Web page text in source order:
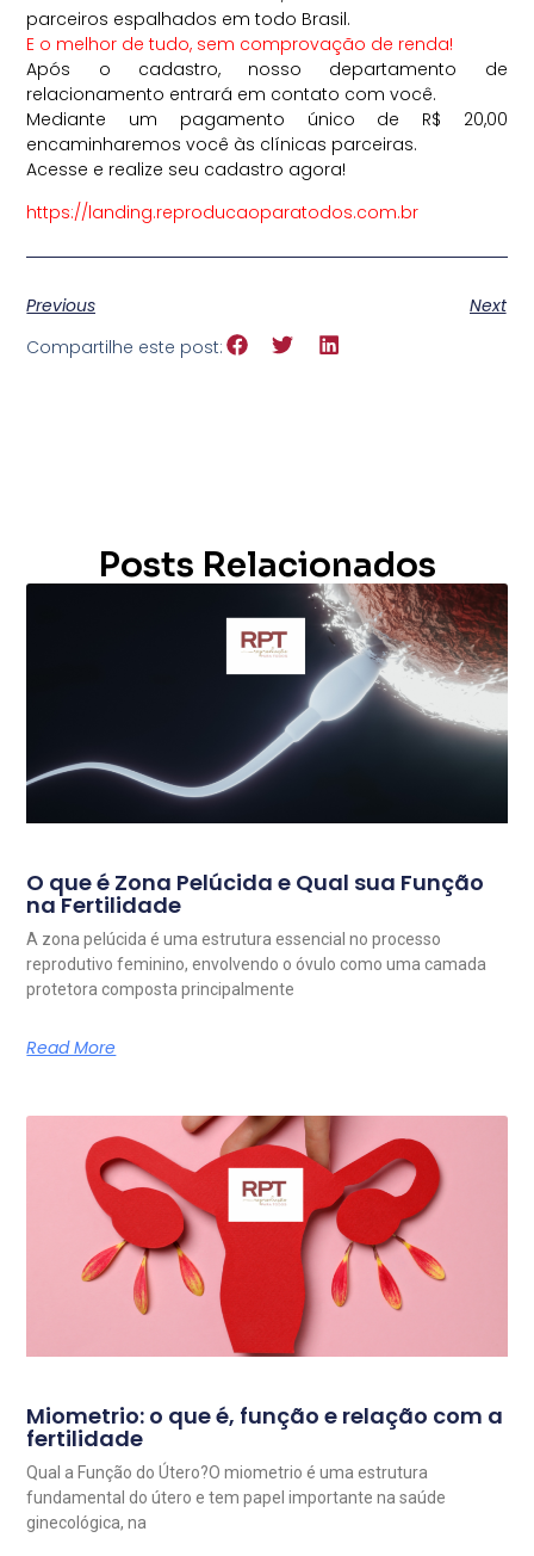
parceiros espalhados em todo Brasil.
E o melhor de tudo, sem comprovação de renda!
Após o cadastro, nosso departamento de
relacionamento entrará em contato com você.
Mediante um pagamento único de R$ 20,00
encaminharemos você às clínicas parceiras.
Acesse e realize seu cadastro agora!
https://landing.reproducaoparatodos.com.br
Previous
Next
Compartilhe este post:
Posts Relacionados
O que é Zona Pelúcida e Qual sua Função
na Fertilidade
A zona pelúcida é uma estrutura essencial no processo
reprodutivo feminino, envolvendo o óvulo como uma camada
protetora composta principalmente
Read More
Miometrio: o que é, função e relação com a
fertilidade
Qual a Função do Útero?O miometrio é uma estrutura
fundamental do útero e tem papel importante na saúde
ginecológica, na